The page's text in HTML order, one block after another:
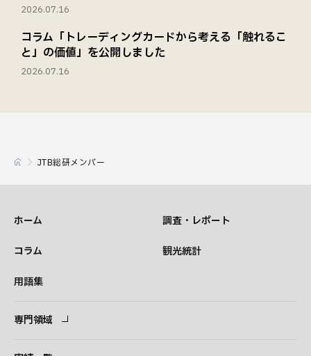
2026.07.16
コラム「トレーディングカードから考える「触れるこ
と」の価値」を公開しました
2026.07.16
JTB総研メンバー
ホーム 調査・レポート
コラム 観光統計
用語集
専門領域